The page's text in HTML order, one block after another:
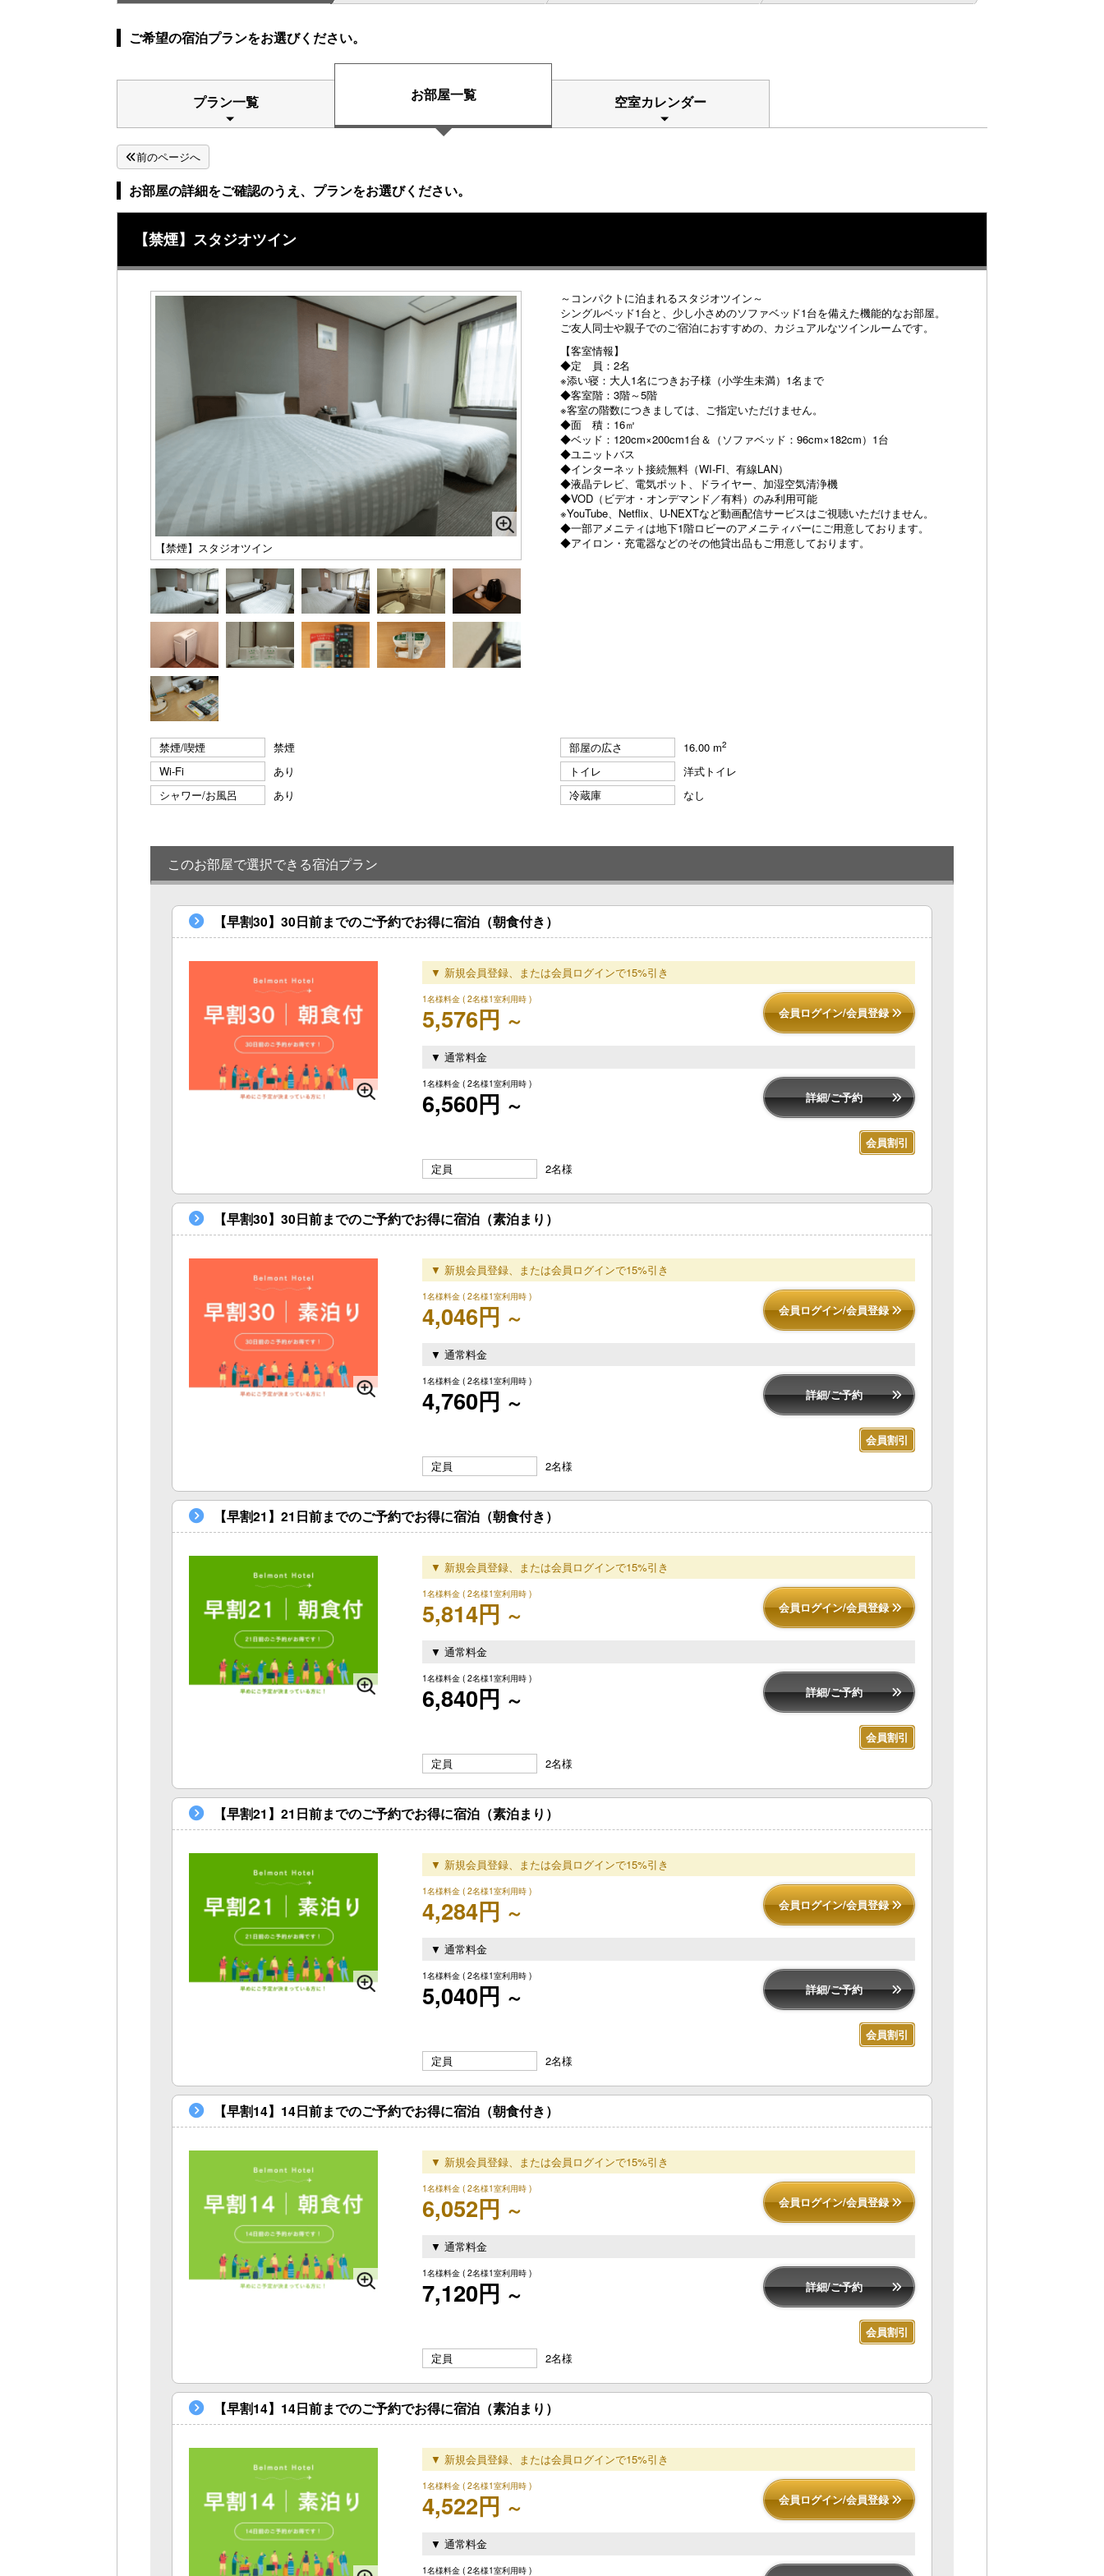
ご希望の宿泊プランをお選びください。
プラン一覧 お部屋一覧 空室カレンダー
前のページへ
お部屋の詳細をご確認のうえ、プランをお選びください。
【禁煙】スタジオツイン
【禁煙】スタジオツイン
～コンパクトに泊まれるスタジオツイン～
シングルベッド1台と、少し小さめのソファベッド1台を備えた機能的なお部屋。
ご友人同士や親子でのご宿泊におすすめの、カジュアルなツインルームです。
【客室情報】
◆定 員：2名
※添い寝：大人1名につきお子様（小学生未満）1名まで
◆客室階：3階～5階
※客室の階数につきましては、ご指定いただけません。
◆面 積：16㎡
◆ベッド：120cm×200cm1台＆（ソファベッド：96cm×182cm）1台
◆ユニットバス
◆インターネット接続無料（WI-FI、有線LAN）
◆液晶テレビ、電気ポット、ドライヤー、加湿空気清浄機
◆VOD（ビデオ・オンデマンド／有料）のみ利用可能
※YouTube、Netflix、U-NEXTなど動画配信サービスはご視聴いただけません。
◆一部アメニティは地下1階ロビーのアメニティバーにご用意しております。
◆アイロン・充電器などのその他貸出品もご用意しております。
禁煙/喫煙 禁煙 部屋の広さ 16.00 m2
Wi-Fi あり トイレ
洋式トイレ
シャワー/お風呂
あり 冷蔵庫 なし
このお部屋で選択できる宿泊プラン
【早割30】30日前までのご予約でお得に宿泊（朝食付き）
▼ 新規会員登録、または会員ログインで15%引き
1名様料金 ( 2名様1室利用時 )
5,576円 ～ 会員ログイン/会員登録
▼ 通常料金
1名様料金 ( 2名様1室利用時 )
6,560円 ～ 詳細/ご予約
会員割引
定員
2名様
【早割30】30日前までのご予約でお得に宿泊（素泊まり）
▼ 新規会員登録、または会員ログインで15%引き
1名様料金 ( 2名様1室利用時 )
4,046円 ～ 会員ログイン/会員登録
▼ 通常料金
1名様料金 ( 2名様1室利用時 )
4,760円 ～ 詳細/ご予約
会員割引
定員
2名様
【早割21】21日前までのご予約でお得に宿泊（朝食付き）
▼ 新規会員登録、または会員ログインで15%引き
1名様料金 ( 2名様1室利用時 )
5,814円 ～ 会員ログイン/会員登録
▼ 通常料金
1名様料金 ( 2名様1室利用時 )
6,840円 ～ 詳細/ご予約
会員割引
定員
2名様
【早割21】21日前までのご予約でお得に宿泊（素泊まり）
▼ 新規会員登録、または会員ログインで15%引き
1名様料金 ( 2名様1室利用時 )
4,284円 ～ 会員ログイン/会員登録
▼ 通常料金
1名様料金 ( 2名様1室利用時 )
5,040円 ～ 詳細/ご予約
会員割引
定員
2名様
【早割14】14日前までのご予約でお得に宿泊（朝食付き）
▼ 新規会員登録、または会員ログインで15%引き
1名様料金 ( 2名様1室利用時 )
6,052円 ～ 会員ログイン/会員登録
▼ 通常料金
1名様料金 ( 2名様1室利用時 )
7,120円 ～ 詳細/ご予約
会員割引
定員
2名様
【早割14】14日前までのご予約でお得に宿泊（素泊まり）
▼ 新規会員登録、または会員ログインで15%引き
1名様料金 ( 2名様1室利用時 )
4,522円 ～ 会員ログイン/会員登録
▼ 通常料金
1名様料金 ( 2名様1室利用時 )